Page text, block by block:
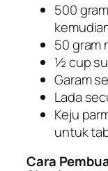
500
50 gram
½ cup
Garam
Lada
Keju
untuk
Cara